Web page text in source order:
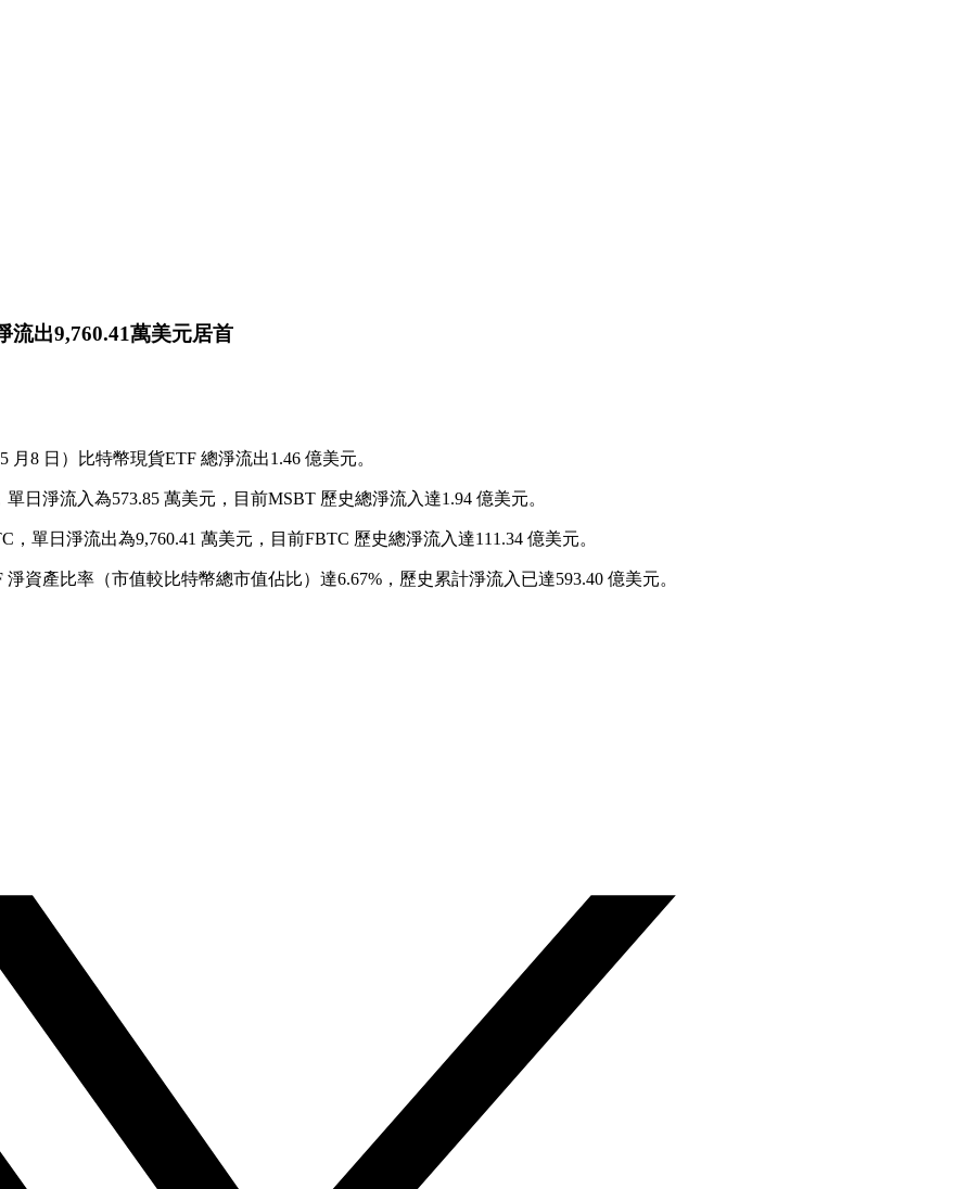
流出9,760.41萬美元居首
月8 日）比特幣現貨ETF 總淨流出1.46 億美元。
日淨流入為573.85 萬美元，目前MSBT 歷史總淨流入達1.94 億美元。
單日淨流出為9,760.41 萬美元，目前FBTC 歷史總淨流入達111.34 億美元。
資產比率（市值較比特幣總市值佔比）達6.67%，歷史累計淨流入已達593.40 億美元。